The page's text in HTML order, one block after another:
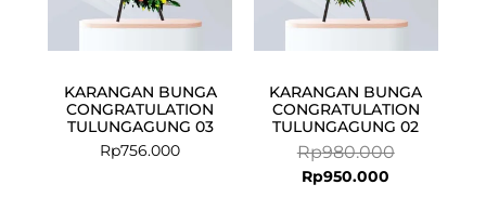
KARANGAN BUNGA
CONGRATULATION
TULUNGAGUNG 03
Rp756.000
KARANGAN BUNGA
CONGRATULATION
TULUNGAGUNG 02
Rp980.000
Rp950.000